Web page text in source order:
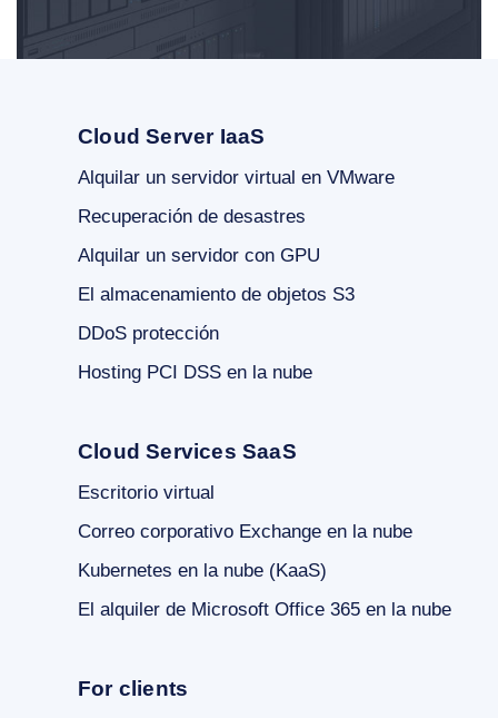
Cloud Server IaaS
Alquilar un servidor virtual en VMware
Recuperación de desastres
Alquilar un servidor con GPU
El almacenamiento de objetos S3
DDoS protección
Hosting PCI DSS en la nube
Cloud Services SaaS
Escritorio virtual
Correo corporativo Exchange en la nube
Kubernetes en la nube (KaaS)
El alquiler de Microsoft Office 365 en la nube
For clients